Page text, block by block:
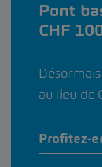
Pont
CHF
au lieu de
Profitez-